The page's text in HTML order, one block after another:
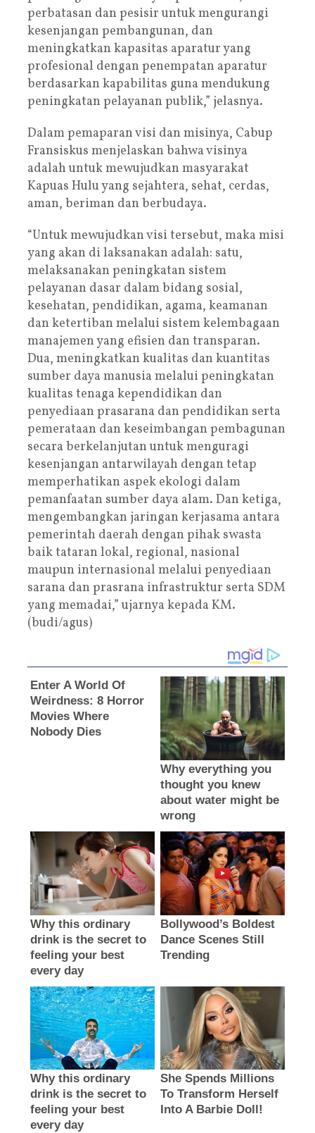
perbatasan dan pesisir untuk mengurangi
kesenjangan pembangunan, dan
meningkatkan kapasitas aparatur yang
profesional dengan penempatan aparatur
berdasarkan kapabilitas guna mendukung
peningkatan pelayanan publik,” jelasnya.
Dalam pemaparan visi dan misinya, Cabup
Fransiskus menjelaskan bahwa visinya
adalah untuk mewujudkan masyarakat
Kapuas Hulu yang sejahtera, sehat, cerdas,
aman, beriman dan berbudaya.
“Untuk mewujudkan visi tersebut, maka misi
yang akan di laksanakan adalah: satu,
melaksanakan peningkatan sistem
pelayanan dasar dalam bidang sosial,
kesehatan, pendidikan, agama, keamanan
dan ketertiban melalui sistem kelembagaan
manajemen yang efisien dan transparan.
Dua, meningkatkan kualitas dan kuantitas
sumber daya manusia melalui peningkatan
kualitas tenaga kependidikan dan
penyediaan prasarana dan pendidikan serta
pemerataan dan keseimbangan pembagunan
secara berkelanjutan untuk menguragi
kesenjangan antarwilayah dengan tetap
memperhatikan aspek ekologi dalam
pemanfaatan sumber daya alam. Dan ketiga,
mengembangkan jaringan kerjasama antara
pemerintah daerah dengan pihak swasta
baik tataran lokal, regional, nasional
maupun internasional melalui penyediaan
sarana dan prasrana infrastruktur serta SDM
yang memadai,” ujarnya kepada KM.
(budi/agus)